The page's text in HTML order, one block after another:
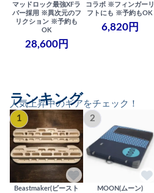
マッドロック最強XFラ
バー採用 ※異次元のフ
リクション ※予約も
OK
28,600円
コラボ ※フィンガーリ
フトにも ※予約もOK
6,820円
人気上昇中のギアをチェック！
ランキング
1
Beastmaker(ビースト
2
MOON(ムーン)